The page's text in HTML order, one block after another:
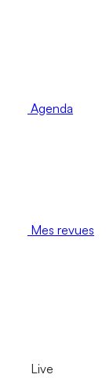
Agenda
Mes revues
Live